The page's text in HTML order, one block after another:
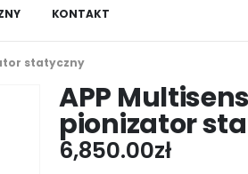
KONTAKT
statyczny
APP
pionizator
6,850.00zł